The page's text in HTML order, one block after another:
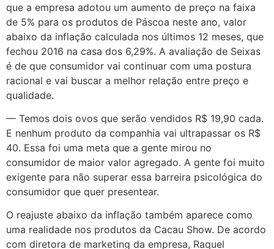
que a empresa adotou um aumento de preço na faixa
de 5% para os produtos de Páscoa neste ano, valor
abaixo da inflação calculada nos últimos 12 meses, que
fechou 2016 na casa dos 6,29%. A avaliação de Seixas
é de que consumidor vai continuar com uma postura
racional e vai buscar a melhor relação entre preço e
qualidade.
— Temos dois ovos que serão vendidos R$ 19,90 cada.
E nenhum produto da companhia vai ultrapassar os R$
40. Essa foi uma meta que a gente mirou no
consumidor de maior valor agregado. A gente foi muito
exigente para não superar essa barreira psicológica do
consumidor que quer presentear.
O reajuste abaixo da inflação também aparece como
uma realidade nos produtos da Cacau Show. De acordo
com diretora de marketing da empresa, Raquel